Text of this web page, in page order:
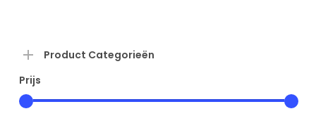
Product Categorieën
Prijs